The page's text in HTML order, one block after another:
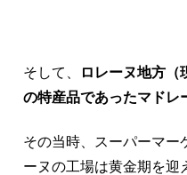
そして、
ロレーヌ地方（
の特産品であったマドレ
その当時、スーパーマー
ーヌの工場は黄金期を迎